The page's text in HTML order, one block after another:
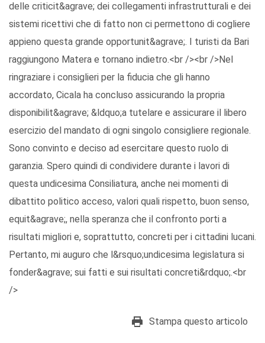
delle criticit&agrave; dei collegamenti infrastrutturali e dei
sistemi ricettivi che di fatto non ci permettono di cogliere
appieno questa grande opportunit&agrave;. I turisti da Bari
raggiungono Matera e tornano indietro.<br /><br />Nel
ringraziare i consiglieri per la fiducia che gli hanno
accordato, Cicala ha concluso assicurando la propria
disponibilit&agrave; &ldquo;a tutelare e assicurare il libero
esercizio del mandato di ogni singolo consigliere regionale.
Sono convinto e deciso ad esercitare questo ruolo di
garanzia. Spero quindi di condividere durante i lavori di
questa undicesima Consiliatura, anche nei momenti di
dibattito politico acceso, valori quali rispetto, buon senso,
equit&agrave;, nella speranza che il confronto porti a
risultati migliori e, soprattutto, concreti per i cittadini lucani.
Pertanto, mi auguro che l&rsquo;undicesima legislatura si
fonder&agrave; sui fatti e sui risultati concreti&rdquo;.<br
/>
Stampa questo articolo